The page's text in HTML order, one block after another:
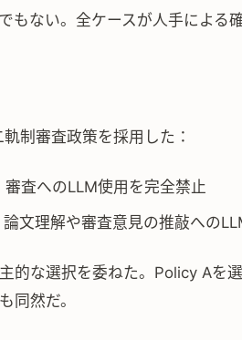
もない。全ケースが人手による
制審査政策を採用した：
審査へのLLM使用を完全禁止
論文理解や審査意見の推敲への
的な選択を委ねた。Policy Aを
同然だ。